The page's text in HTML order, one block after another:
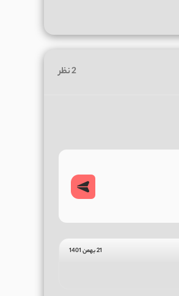
2 نظر
21 بهمن 1401